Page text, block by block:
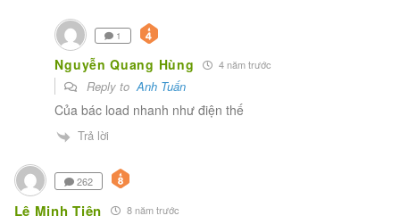
1
Nguyễn Quang Hùng 4 năm trước
Reply toAnh Tuấn
Của bác load nhanh như điện thế
Trả lời
262
Lê Minh Tiên 8 năm trước